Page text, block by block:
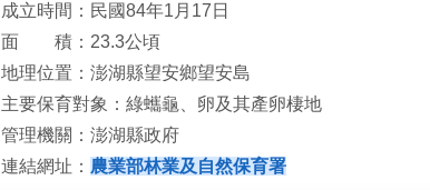
成立時間：民國84年1月17日
面 積：23.3公頃
地理位置：澎湖縣望安鄉望安島
主要保育對象：綠蠵龜、卵及其產卵棲地
管理機關：澎湖縣政府
連結網址： 農業部林業及自然保育署